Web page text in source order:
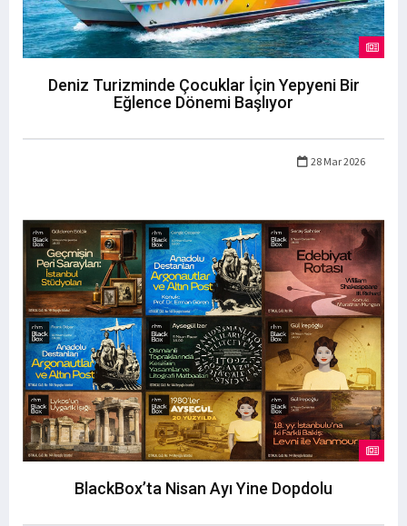
Deniz Turizminde Çocuklar İçin Yepyeni Bir
Eğlence Dönemi Başlıyor
28 Mar 2026
BlackBox’ta Nisan Ayı Yine Dopdolu